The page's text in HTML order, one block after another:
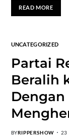
READ MORE
UNCATEGORIZED
Partai
Beralih
Dengan
BYRIPPERSHOW 23